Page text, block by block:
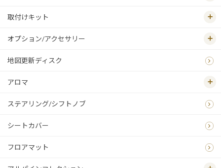
取付けキット
オプション/アクセサリー
地図更新ディスク
アロマ
ステアリング/シフトノブ
シートカバー
フロアマット